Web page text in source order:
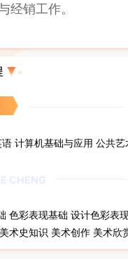
经销工作。
计算机基础与应用 公共
CHENG
色彩表现基础 设计色彩表
术史知识 美术创作 美术欣